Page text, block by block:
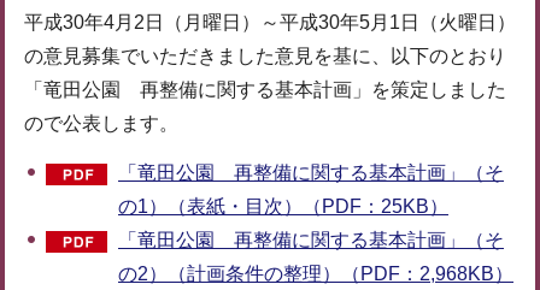
平成30年4月2日（月曜日）～平成30年5月1日（火曜日）
の意見募集でいただきました意見を基に、以下のとおり
「竜田公園 再整備に関する基本計画」を策定しました
ので公表します。
「竜田公園 再整備に関する基本計画」（そ
の1）（表紙・目次）（PDF：25KB）
「竜田公園 再整備に関する基本計画」（そ
の2）（計画条件の整理）（PDF：2,968KB）